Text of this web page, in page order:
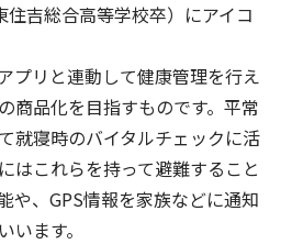
住吉総合高等学校卒）にアイコ
プリと連動して健康管理を行え
商品化を目指すものです。平常
就寝時のバイタルチェックに活
はこれらを持って避難すること
や、GPS情報を家族などに通知
います。